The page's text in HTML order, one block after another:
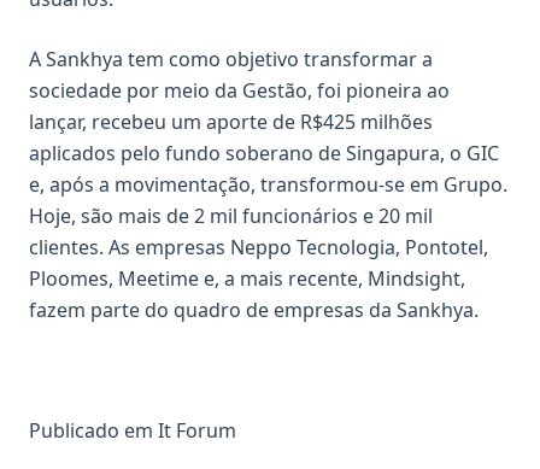
A Sankhya tem como objetivo transformar a
sociedade por meio da Gestão, foi pioneira ao
lançar, recebeu um aporte de R$425 milhões
aplicados pelo fundo soberano de Singapura, o GIC
e, após a movimentação, transformou-se em Grupo.
Hoje, são mais de 2 mil funcionários e 20 mil
clientes. As empresas Neppo Tecnologia, Pontotel,
Ploomes, Meetime e, a mais recente, Mindsight,
fazem parte do quadro de empresas da Sankhya.
Publicado em It Forum